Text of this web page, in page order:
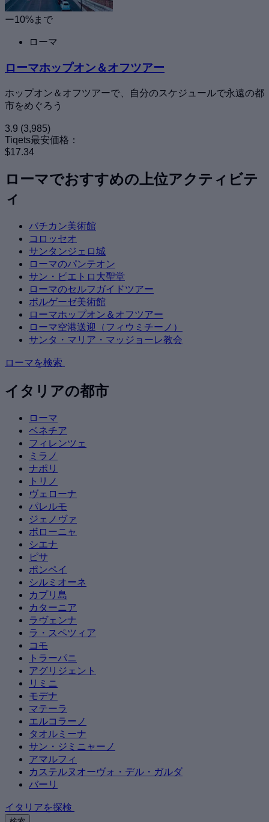
ー10%まで
ローマ
ローマホップオン＆オフツアー
ホップオン＆オフツアーで、自分のスケジュールで永遠の都
市をめぐろう
3.9 (3,985)
Tiqets最安価格：
$17.34
ローマでおすすめの上位アクティビテ
ィ
バチカン美術館
コロッセオ
サンタンジェロ城
ローマのパンテオン
サン・ピエトロ大聖堂
ローマのセルフガイドツアー
ボルゲーゼ美術館
ローマホップオン＆オフツアー
ローマ空港送迎（フィウミチーノ）
サンタ・マリア・マッジョーレ教会
ローマを検索
イタリアの都市
ローマ
ベネチア
フィレンツェ
ミラノ
ナポリ
トリノ
ヴェローナ
パレルモ
ジェノヴァ
ボローニャ
シエナ
ピサ
ポンペイ
シルミオーネ
カプリ島
カターニア
ラヴェンナ
ラ・スペツィア
コモ
トラーパニ
アグリジェント
リミニ
モデナ
マテーラ
エルコラーノ
タオルミーナ
サン・ジミニャーノ
アマルフィ
カステルヌオーヴォ・デル・ガルダ
バーリ
イタリアを探検